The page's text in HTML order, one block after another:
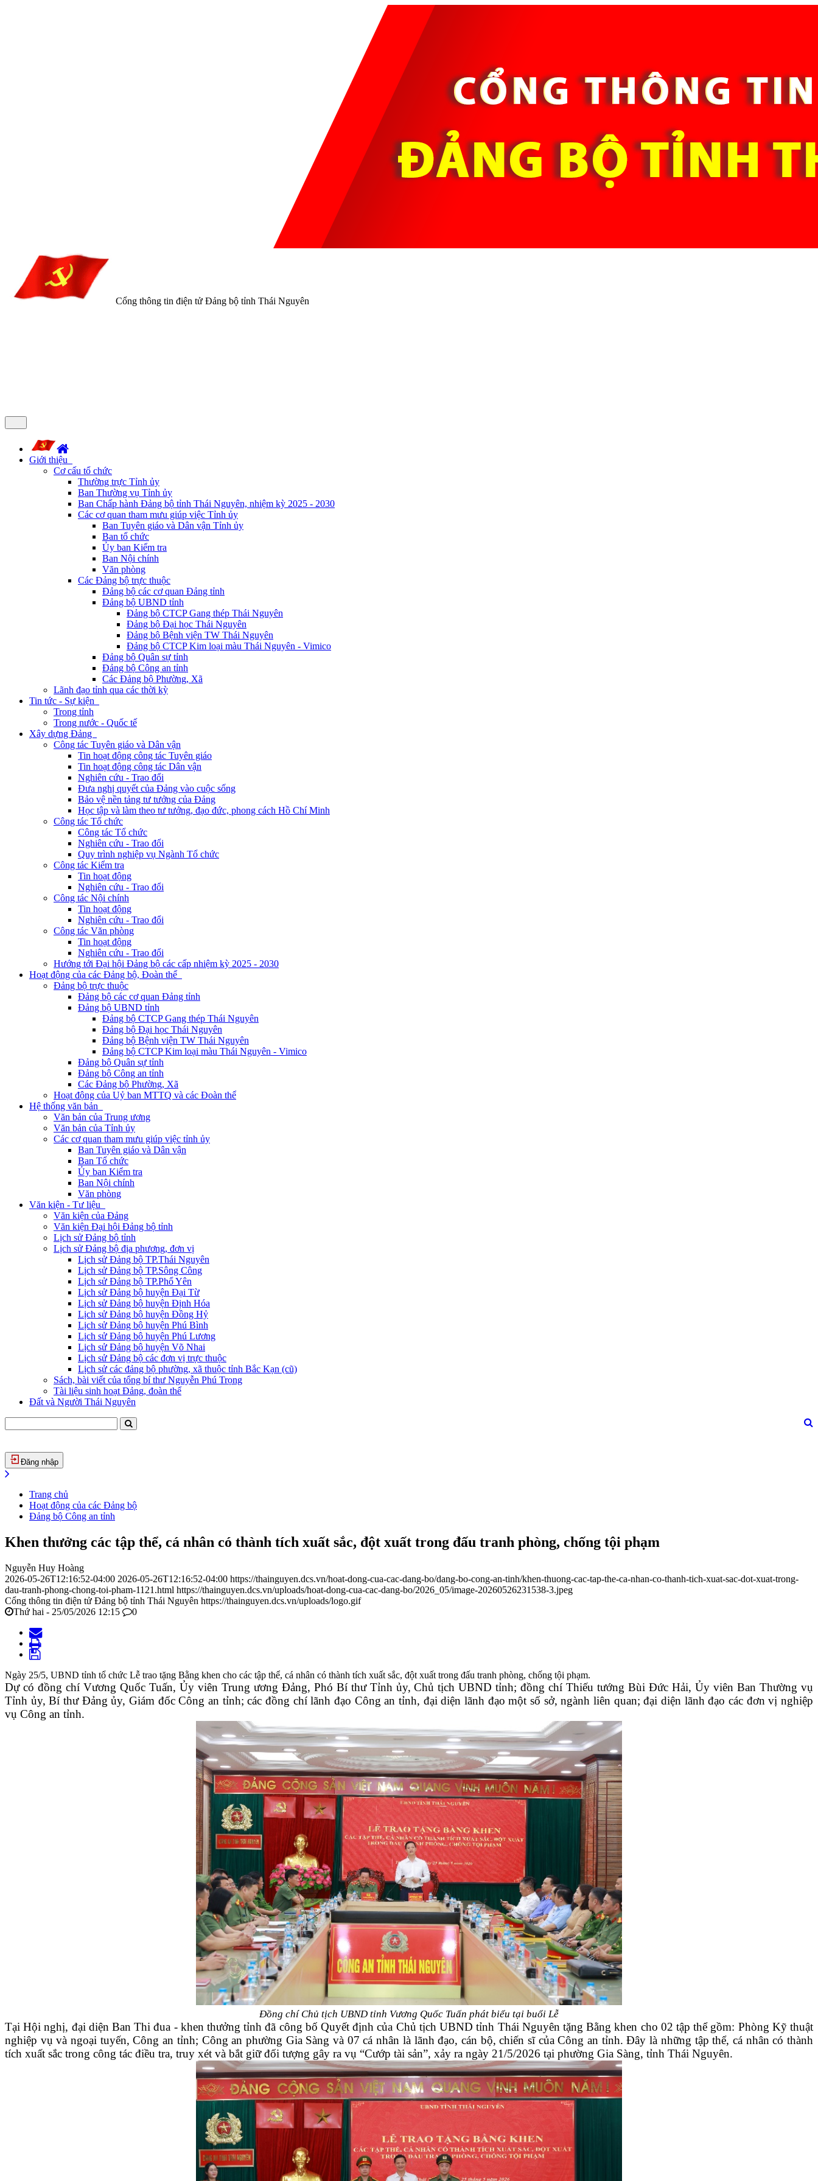
Cổng thông tin điện tử Đảng bộ tỉnh Thái Nguyên
Giới thiệu
Cơ cấu tổ chức
Thường trực Tỉnh ủy
Ban Thường vụ Tỉnh ủy
Ban Chấp hành Đảng bộ tỉnh Thái Nguyên, nhiệm kỳ 2025 - 2030
Các cơ quan tham mưu giúp việc Tỉnh ủy
Ban Tuyên giáo và Dân vận Tỉnh ủy
Ban tổ chức
Ủy ban Kiểm tra
Ban Nội chính
Văn phòng
Các Đảng bộ trực thuộc
Đảng bộ các cơ quan Đảng tỉnh
Đảng bộ UBND tỉnh
Đảng bộ CTCP Gang thép Thái Nguyên
Đảng bộ Đại học Thái Nguyên
Đảng bộ Bệnh viện TW Thái Nguyên
Đảng bộ CTCP Kim loại màu Thái Nguyên - Vimico
Đảng bộ Quân sự tỉnh
Đảng bộ Công an tỉnh
Các Đảng bộ Phường, Xã
Lãnh đạo tỉnh qua các thời kỳ
Tin tức - Sự kiện
Trong tỉnh
Trong nước - Quốc tế
Xây dựng Đảng
Công tác Tuyên giáo và Dân vận
Tin hoạt động công tác Tuyên giáo
Tin hoạt động công tác Dân vận
Nghiên cứu - Trao đổi
Đưa nghị quyết của Đảng vào cuộc sống
Bảo vệ nền tảng tư tưởng của Đảng
Học tập và làm theo tư tưởng, đạo đức, phong cách Hồ Chí Minh
Công tác Tổ chức
Công tác Tổ chức
Nghiên cứu - Trao đổi
Quy trình nghiệp vụ Ngành Tổ chức
Công tác Kiểm tra
Tin hoạt động
Nghiên cứu - Trao đổi
Công tác Nội chính
Tin hoạt động
Nghiên cứu - Trao đổi
Công tác Văn phòng
Tin hoạt động
Nghiên cứu - Trao đổi
Hướng tới Đại hội Đảng bộ các cấp nhiệm kỳ 2025 - 2030
Hoạt động của các Đảng bộ, Đoàn thể
Đảng bộ trực thuộc
Đảng bộ các cơ quan Đảng tỉnh
Đảng bộ UBND tỉnh
Đảng bộ CTCP Gang thép Thái Nguyên
Đảng bộ Đại học Thái Nguyên
Đảng bộ Bệnh viện TW Thái Nguyên
Đảng bộ CTCP Kim loại màu Thái Nguyên - Vimico
Đảng bộ Quân sự tỉnh
Đảng bộ Công an tỉnh
Các Đảng bộ Phường, Xã
Hoạt động của Uỷ ban MTTQ và các Đoàn thể
Hệ thống văn bản
Văn bản của Trung ương
Văn bản của Tỉnh ủy
Các cơ quan tham mưu giúp việc tỉnh ủy
Ban Tuyên giáo và Dân vận
Ban Tổ chức
Ủy ban Kiểm tra
Ban Nội chính
Văn phòng
Văn kiện - Tư liệu
Văn kiện của Đảng
Văn kiện Đại hội Đảng bộ tỉnh
Lịch sử Đảng bộ tỉnh
Lịch sử Đảng bộ địa phương, đơn vị
Lịch sử Đảng bộ TP.Thái Nguyên
Lịch sử Đảng bộ TP.Sông Công
Lịch sử Đảng bộ TP.Phổ Yên
Lịch sử Đảng bộ huyện Đại Từ
Lịch sử Đảng bộ huyện Định Hóa
Lịch sử Đảng bộ huyện Đồng Hỷ
Lịch sử Đảng bộ huyện Phú Bình
Lịch sử Đảng bộ huyện Phú Lương
Lịch sử Đảng bộ huyện Võ Nhai
Lịch sử Đảng bộ các đơn vị trực thuộc
Lịch sử các đảng bộ phường, xã thuộc tỉnh Bắc Kạn (cũ)
Sách, bài viết của tổng bí thư Nguyễn Phú Trọng
Tài liệu sinh hoạt Đảng, đoàn thể
Đất và Người Thái Nguyên
Đăng nhập
Trang chủ
Hoạt động của các Đảng bộ
Đảng bộ Công an tỉnh
Khen thưởng các tập thể, cá nhân có thành tích xuất sắc, đột xuất trong đấu tranh phòng, chống tội phạm
Nguyễn Huy Hoàng
2026-05-26T12:16:52-04:00 2026-05-26T12:16:52-04:00 https://thainguyen.dcs.vn/hoat-dong-cua-cac-dang-bo/dang-bo-cong-an-tinh/khen-thuong-cac-tap-the-ca-nhan-co-thanh-tich-xuat-sac-dot-xuat-trong-
dau-tranh-phong-chong-toi-pham-1121.html https://thainguyen.dcs.vn/uploads/hoat-dong-cua-cac-dang-bo/2026_05/image-20260526231538-3.jpeg
Cổng thông tin điện tử Đảng bộ tỉnh Thái Nguyên https://thainguyen.dcs.vn/uploads/logo.gif
Thứ hai - 25/05/2026 12:15
0
Ngày 25/5, UBND tỉnh tổ chức Lễ trao tặng Bằng khen cho các tập thể, cá nhân có thành tích xuất sắc, đột xuất trong đấu tranh phòng, chống tội phạm.
Dự có đồng chí Vương Quốc Tuấn, Ủy viên Trung ương Đảng, Phó Bí thư Tỉnh ủy, Chủ tịch UBND tỉnh; đồng chí Thiếu tướng Bùi Đức Hải, Ủy viên Ban Thường vụ
Tỉnh ủy, Bí thư Đảng ủy, Giám đốc Công an tỉnh; các đồng chí lãnh đạo Công an tỉnh, đại diện lãnh đạo một số sở, ngành liên quan; đại diện lãnh đạo các đơn vị nghiệp
vụ Công an tỉnh.
Đồng chí Chủ tịch UBND tỉnh Vương Quốc Tuấn phát biểu tại buổi Lễ
Tại Hội nghị, đại diện Ban Thi đua - khen thưởng tỉnh đã công bố Quyết định của Chủ tịch UBND tỉnh Thái Nguyên tặng Bằng khen cho 02 tập thể gồm: Phòng Kỹ thuật
nghiệp vụ và ngoại tuyến, Công an tỉnh; Công an phường Gia Sàng và 07 cá nhân là lãnh đạo, cán bộ, chiến sĩ của Công an tỉnh. Đây là những tập thể, cá nhân có thành
tích xuất sắc trong công tác điều tra, truy xét và bắt giữ đối tượng gây ra vụ “Cướp tài sản”, xảy ra ngày 21/5/2026 tại phường Gia Sàng, tỉnh Thái Nguyên.